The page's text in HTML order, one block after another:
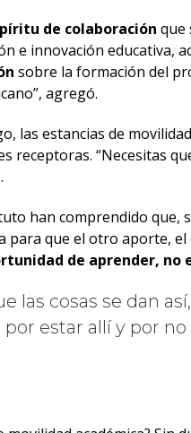
de colaboración que
e innovación educativa,
sobre la formación del
agregó.
las estancias de
receptoras. “Necesitas
han comprendido que,
para que el otro aporte,
de aprender, no
las cosas se dan
por estar allí y por no